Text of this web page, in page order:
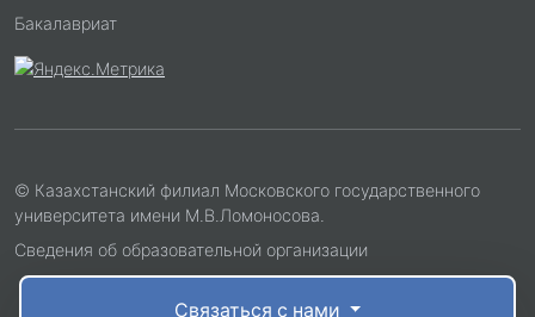
Бакалавриат
© Казахстанский филиал Московского государственного
университета имени М.В.Ломоносова.
Сведения об образовательной организации
Связаться с нами